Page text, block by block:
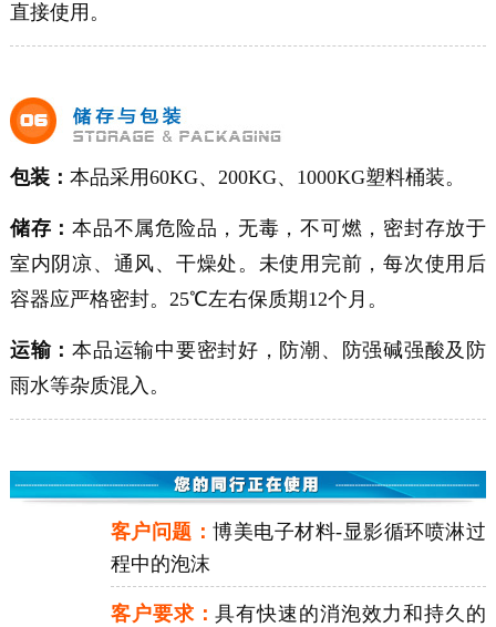
直接使用。
包装： 本品采用60KG、200KG、1000KG塑料桶装。
储存：本品不属危险品，无毒，不可燃，密封存放于
室内阴凉、通风、干燥处。未使用完前，每次使用后
容器应严格密封。25℃左右保质期12个月。
运输：本品运输中要密封好，防潮、防强碱强酸及防
雨水等杂质混入。
客户问题：博美电子材料-显影循环喷淋过
程中的泡沫
客户要求：具有快速的消泡效力和持久的